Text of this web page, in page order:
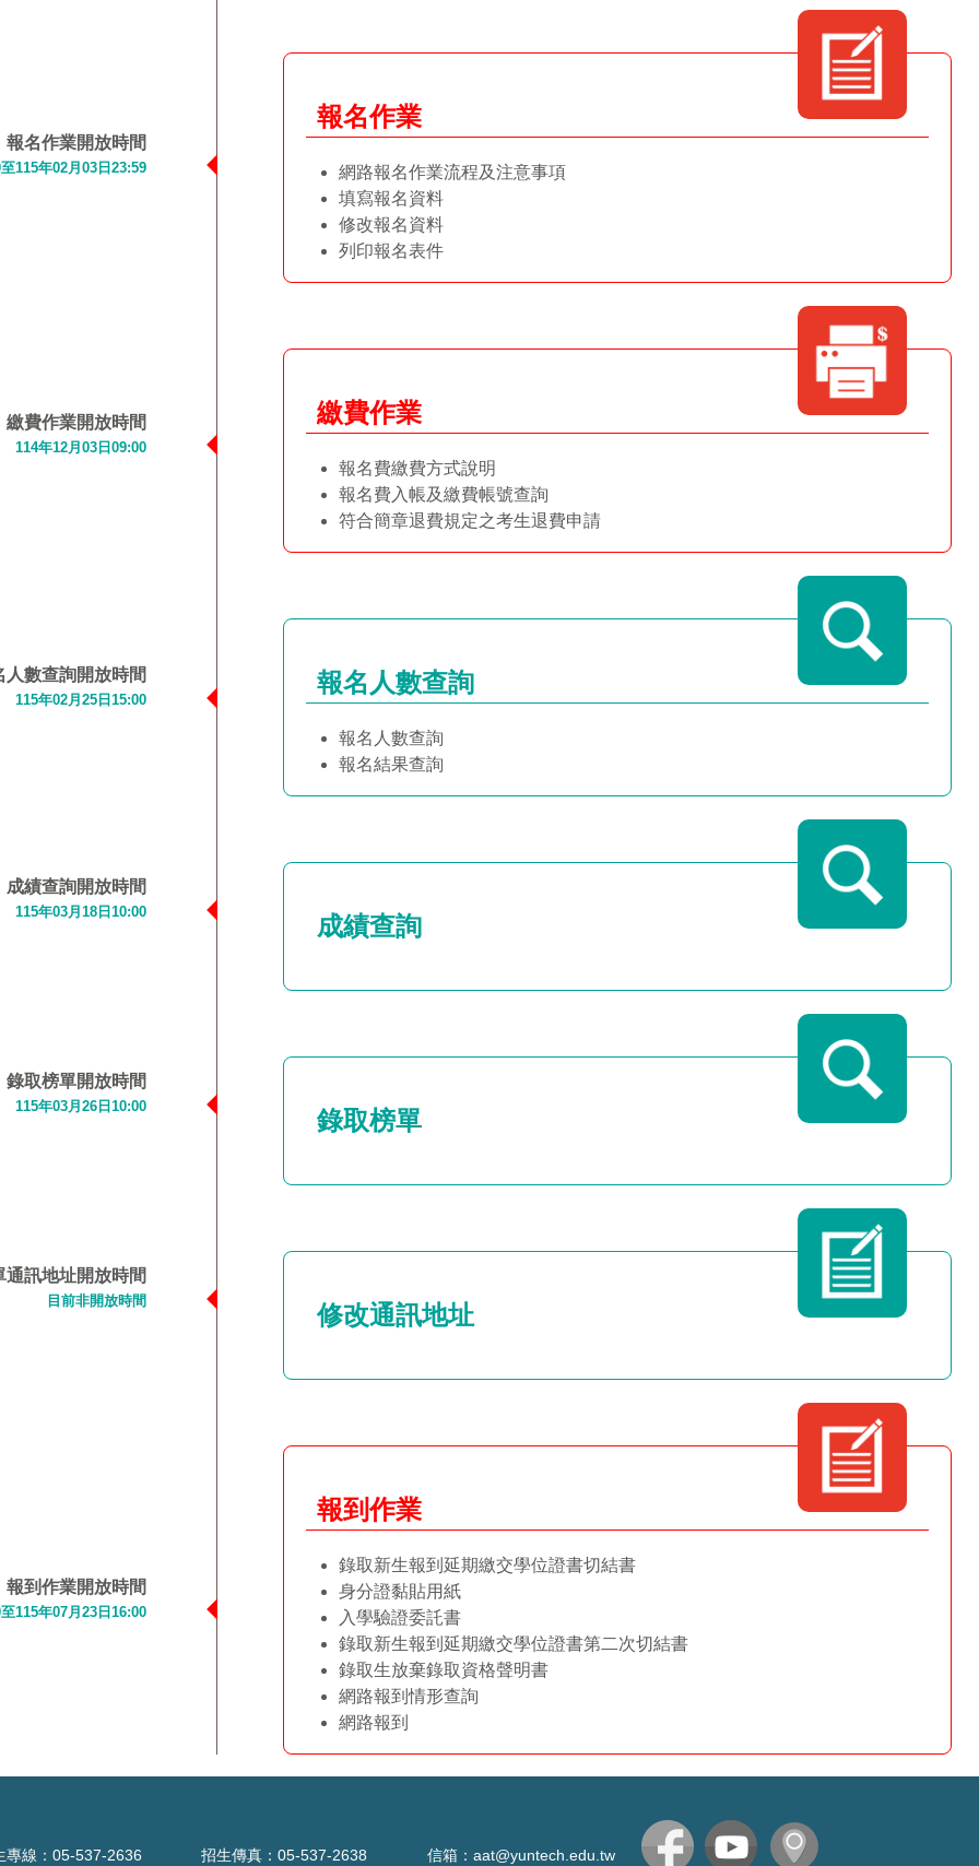
報名作業開放時間
115年02月03日23:59
報名作業
網路報名作業流程及注意事項
填寫報名資料
修改報名資料
列印報名表件
繳費作業開放時間
114年12月03日09:00
繳費作業
報名費繳費方式說明
報名費入帳及繳費帳號查詢
符合簡章退費規定之考生退費申請
人數查詢開放時間
115年02月25日15:00
報名人數查詢
報名人數查詢
報名結果查詢
成績查詢開放時間
115年03月18日10:00 成績查詢
錄取榜單開放時間
115年03月26日10:00 錄取榜單
通訊地址開放時間
目前非開放時間 修改通訊地址
報到作業開放時間
115年07月23日16:00
報到作業
錄取新生報到延期繳交學位證書切結書
身分證黏貼用紙
入學驗證委託書
錄取新生報到延期繳交學位證書第二次切結書
錄取生放棄錄取資格聲明書
網路報到情形查詢
網路報到
專線：05-537-2636 招生傳真：05-537-2638 信箱： aat@yuntech.edu.tw